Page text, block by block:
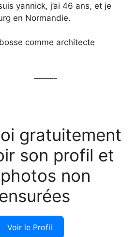
yannick, j’ai 46 ans, et je
en Normandie.
comme architecte
——-
gratuitement
son profil et
non
Voir le Profil